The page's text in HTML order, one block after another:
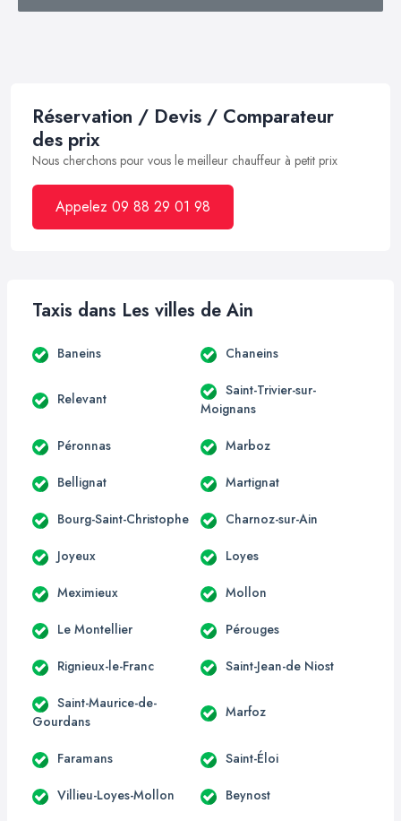
Réservation / Devis / Comparateur
des prix
Nous cherchons pour vous le meilleur chauffeur à petit prix
Appelez 09 88 29 01 98
Taxis dans Les villes de Ain
Baneins Chaneins
Relevant
Saint-Trivier-sur-
Moignans
Péronnas Marboz
Bellignat Martignat
Bourg-Saint-Christophe Charnoz-sur-Ain
Joyeux Loyes
Meximieux Mollon
Le Montellier Pérouges
Rignieux-le-Franc Saint-Jean-de Niost
Saint-Maurice-de-
Gourdans
Marfoz
Faramans Saint-Éloi
Villieu-Loyes-Mollon Beynost